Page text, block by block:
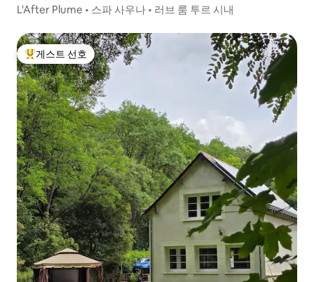
L'After Plume • 스파 사우나 • 러브 룸 투르 시내
상위 게스트 선호
게스트 선호